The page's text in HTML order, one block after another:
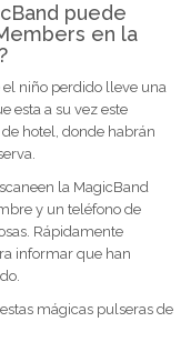
puede
en la
niño perdido lleve una
esta a su vez este
hotel, donde habrán
la MagicBand
y un teléfono de
Rápidamente
informar que han
mágicas pulseras de